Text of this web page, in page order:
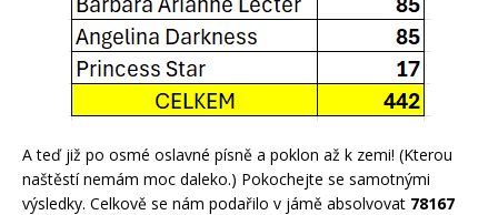
A teď již po osmé oslavné písně a poklon až k zemi! (Kterou
naštěstí nemám moc daleko.) Pokochejte se samotnými
výsledky. Celkově se nám podařilo v jámě absolvovat 78167